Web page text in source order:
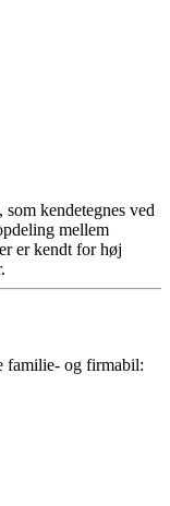
kendetegnes ved
mellem
er kendt for høj
familie- og firmabil: